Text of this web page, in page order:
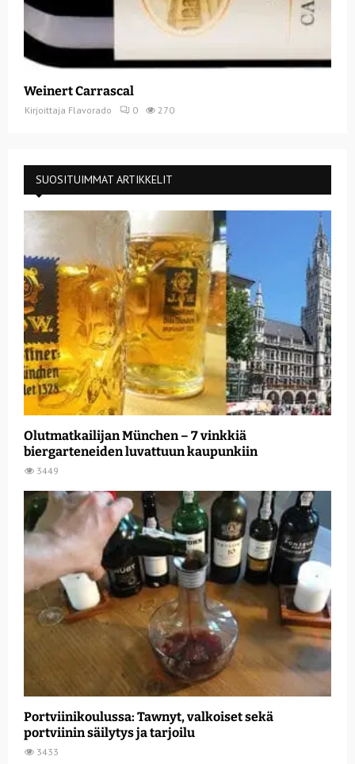
Weinert Carrascal
Kirjoittaja Flavorado 0 270
SUOSITUIMMAT ARTIKKELIT
Olutmatkailijan München – 7 vinkkiä
biergarteneiden luvattuun kaupunkiin
3449
Portviinikoulussa: Tawnyt, valkoiset sekä
portviinin säilytys ja tarjoilu
3433